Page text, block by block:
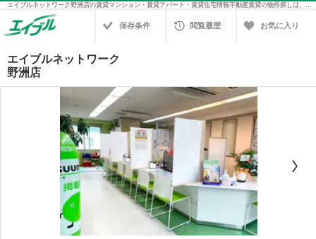
エイブルネットワーク野洲店の賃貸マンション・賃貸アパート・賃貸住宅情報不動産賃貸の物件探しは、お部屋探しのエイブル
保存条件 閲覧履歴 お気に入り
エイブルネットワーク
野洲店